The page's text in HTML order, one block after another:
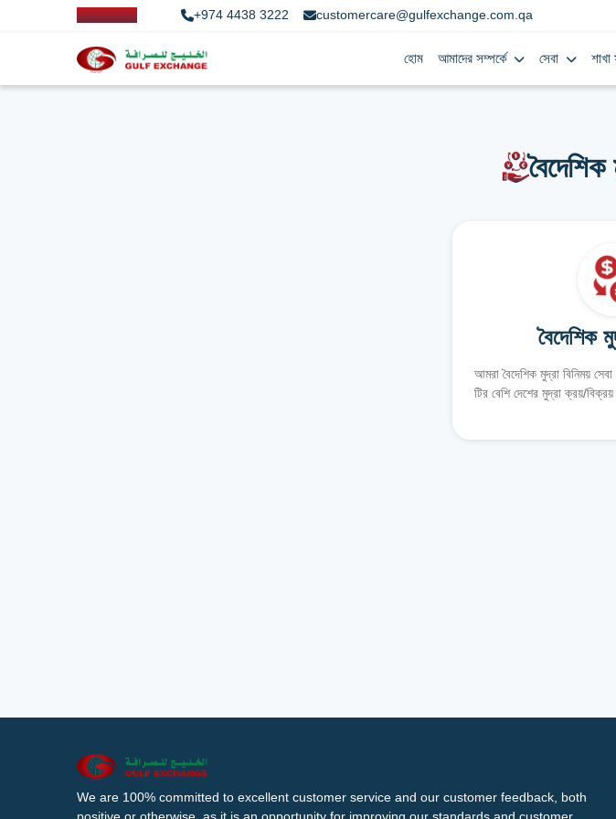
+974 4438 3222 customercare@gulfexchange.com.qa
হোম আমাদের সম্পর্কে সেবা
বৈদেশিক
বৈদেশিক
আমরা বৈদেশিক মুদ্রা বিনিময়
টির বেশি দেশের মুদ্রা ক্রয়/
We are 100% committed to excellent customer service and our customer feedback, both